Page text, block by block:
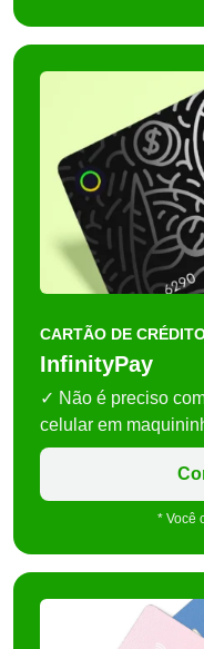
CARTÃO DE
InfinityPay
✓ Não é preciso
celular em
* Você